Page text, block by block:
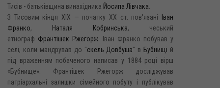
Тисів - батьківщина винахідника Йосипа Лівчака
З Тисовим кінця XIX — початку XX ст. пов'язані
Іван
Франко, Наталя Кобринська, чеський
етнограф Франтішек Ржегорж . Іван Франко побував у
селі, коли мандрував до "скель Довбуша" в Бубнищі й
під враженням побаченого написав у 1884 році вірш
«Бубнище». Франтішек Ржегорж досліджував
патріархальні залишки сімейного побуту і публікував